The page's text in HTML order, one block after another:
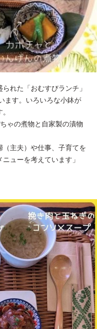
れた「おむすびランチ」
ます。いろいろな小鉢が
ゃの煮物と自家製の漬物
（主夫）や仕事、子育てを
ューを考えています」